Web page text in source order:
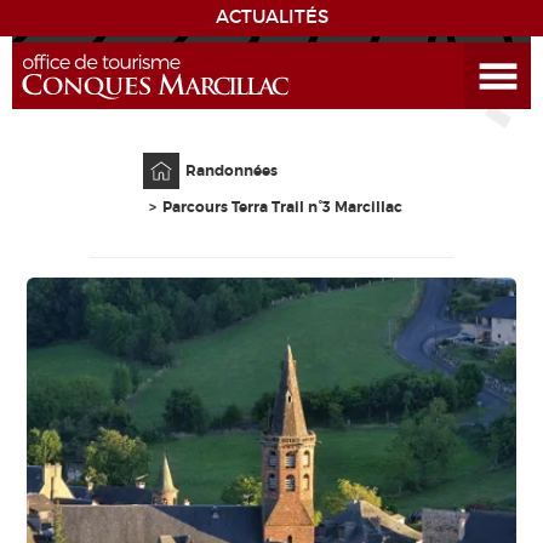
ACTUALITÉS
ENVIEDE...
DÉCOUVRIR LA DESTINATION
EXPÉRIENCES
SÉJOURNER
AGENDA
VENIR
Randonnées
Parcours Terra Trail n°3 Marcillac